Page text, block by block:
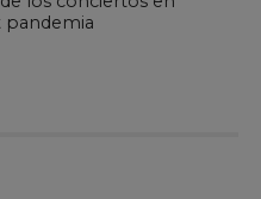
pandemia